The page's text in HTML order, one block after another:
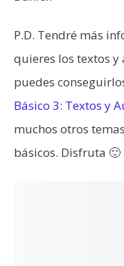
P.D. Tendré más
quieres los textos y
puedes
Básico 3: Textos y
muchos otros
básicos. Disfruta 🙂